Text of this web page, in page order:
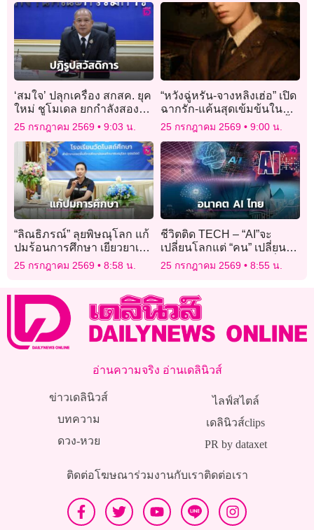
‘สมใจ’ ปลุกเครื่อง สกสค. ยุค
ใหม่ ชูโมเดล ยกกำลังสอง
ปฏิรูปสวัสดิการ ดันองค์กร
โปร่งใส
25 กรกฎาคม 2569 9:03 น.
“หวังฉู่หรัน-จางหลิงเฮ่อ” เปิด
ฉากรัก-แค้นสุดเข้มข้นในซี
รีส์จีน “Overdo หากวินาทีนั้น
ไม่พบเธอ”
25 กรกฎาคม 2569 9:00 น.
“ลิณธิภรณ์” ลุยพิษณุโลก แก้
ปมร้อนการศึกษา เยียวยาเด็ก
ไฟไหม้บ้าน–ช่วยนักเรียน
ยากจน
25 กรกฎาคม 2569 8:58 น.
ชีวิตติด TECH – “AI”จะ
เปลี่ยนโลกแต่ “คน” เปลี่ยน
เกม! อนาคต AI ไทยอยู่ที่คน
ไม่ใช่เทคโนโลยี
25 กรกฎาคม 2569 8:55 น.
อ่านความจริง อ่านเดลินิวส์
ข่าวเดลินิวส์
บทความ
ดวง-หวย
ไลฟ์สไตล์
เดลินิวส์clips
PR by dataxet
ติดต่อโฆษณาร่วมงานกับเราติดต่อเรา